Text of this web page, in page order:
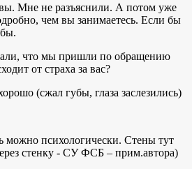
Мне не разъяснили. А потом уже
чем вы занимаетесь. Если бы
что мы пришли по обращению
от страха за вас?
(сжал губы, глаза заслезились)
можно психологически. Стены тут
стенку - СУ ФСБ – прим.автора)